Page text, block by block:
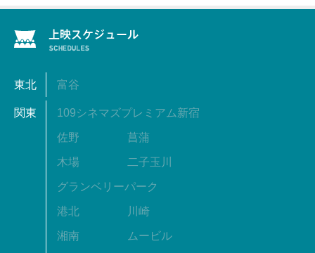
東北 富谷
関東 109シネマズプレミアム新宿
佐野 菖蒲
木場 二子玉川
グランベリーパーク
港北 川崎
湘南 ムービル